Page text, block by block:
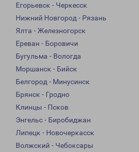
Егорьевск - Черкесск
Нижний Новгород - Рязань
Ялта - Железногорск
Ереван - Боровичи
Бугульма - Вологда
Моршанск - Бийск
Белгород - Минусинск
Брянск - Гродно
Клинцы - Псков
Энгельс - Биробиджан
Липецк - Новочеркасск
Волжский - Чебоксары